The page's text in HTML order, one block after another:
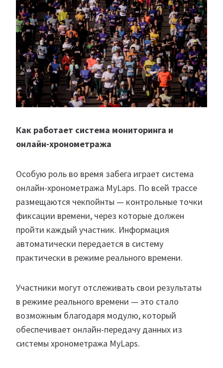
Как работает система мониторинга и
онлайн-хронометража
Особую роль во время забега играет система
онлайн-хронометража MyLaps. По всей трассе
размещаются чекпойнты — контрольные точки
фиксации времени, через которые должен
пройти каждый участник. Информация
автоматически передается в систему
практически в режиме реального времени.
Участники могут отслеживать свои результаты
в режиме реального времени — это стало
возможным благодаря модулю, который
обеспечивает онлайн-передачу данных из
системы хронометража MyLaps.